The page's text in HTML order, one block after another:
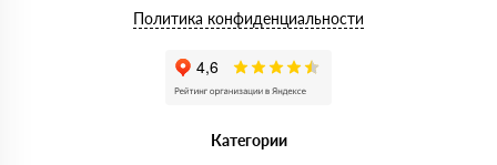
Политика конфиденциальности
Категории